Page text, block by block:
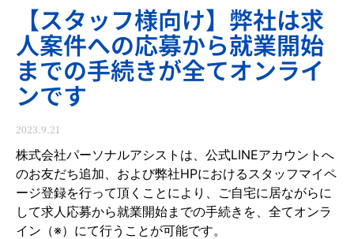
【スタッフ様向け】弊社は求
人案件への応募から就業開始
までの手続きが全てオンライ
ンです
2023.9.21
株式会社パーソナルアシストは、公式LINEアカウントへ
のお友だち追加、および弊社HPにおけるスタッフマイペ
ージ登録を行って頂くことにより、ご自宅に居ながらに
して求人応募から就業開始までの手続きを、全てオンラ
イン（※）にて行うことが可能です。